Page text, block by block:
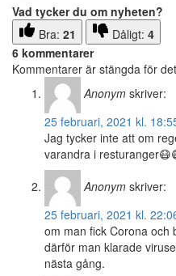
Vad tycker du om nyheten?
Bra: 21 Dåligt: 4
6 kommentarer
Kommentarer är stängda för
Anonym skriver:
25 februari, 2021 kl.
Jag tycker inte att om
varandra i
Anonym skriver:
25 februari, 2021 kl.
om man fick Corona och
därför man klarade
nästa gång.